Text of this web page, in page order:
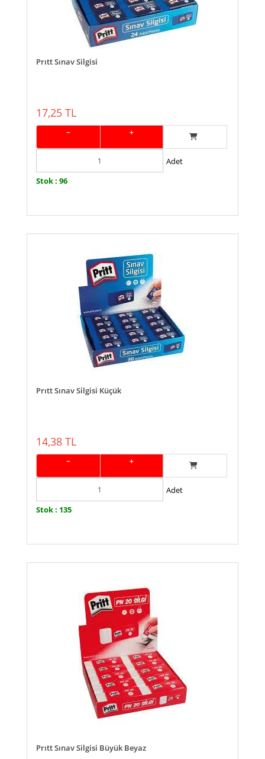
Prıtt Sınav Silgisi
17,25 TL
− +
Adet
Stok : 96
Prıtt Sınav Silgisi Küçük
14,38 TL
− +
Adet
Stok : 135
Prıtt Sınav Silgisi Büyük Beyaz